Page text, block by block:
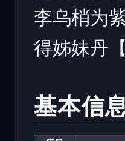
李乌梢为
得姊妹丹
基本信